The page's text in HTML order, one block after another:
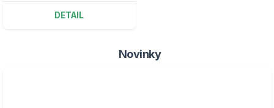
DETAIL
Novinky